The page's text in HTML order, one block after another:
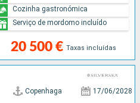
20 500 € Taxas incluídas
Cozinha gastronómica
Serviço de mordomo incluído
Copenhaga 17/06/2028